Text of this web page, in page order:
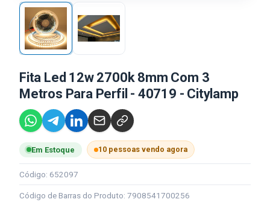
Fita Led 12w 2700k 8mm Com 3
Metros Para Perfil - 40719 - Citylamp
Em Estoque 10 pessoas vendo agora
Código: 652097
Código de Barras do Produto: 7908541700256